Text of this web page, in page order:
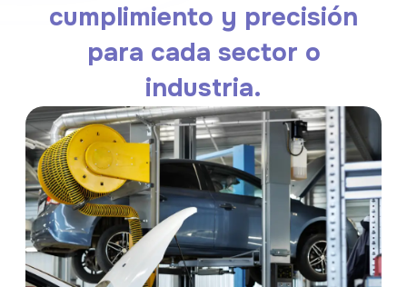
cumplimiento y precisión
para cada sector o
industria.